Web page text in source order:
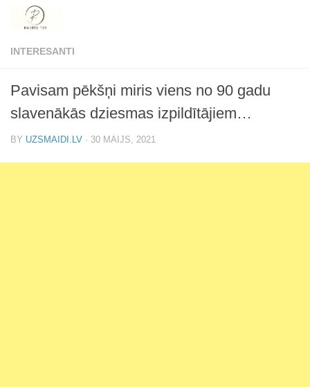
Skip to content
INTERESANTI
Pavisam pēkšņi miris viens no 90 gadu
slavenākās dziesmas izpildītājiem…
BY UZSMAIDI.LV · 30 MAIJS, 2021